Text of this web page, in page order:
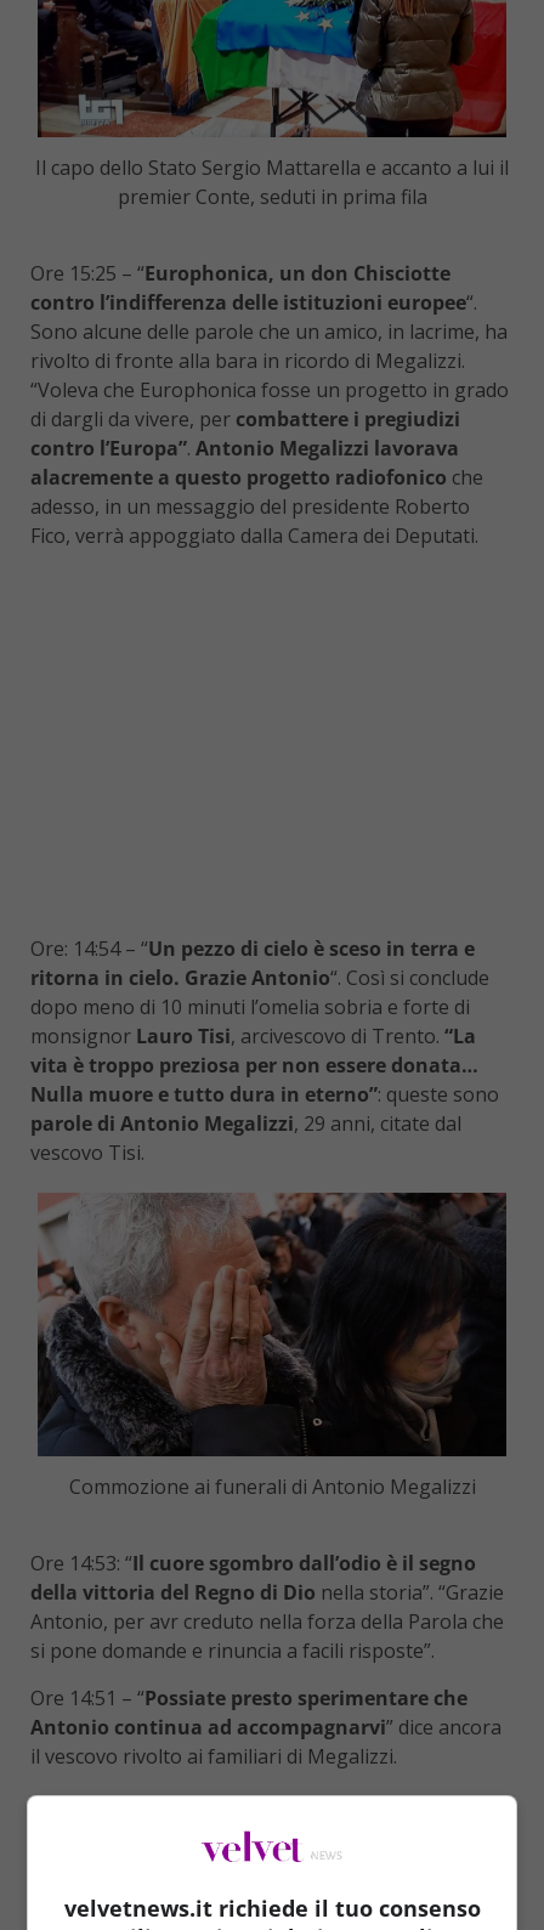
Il capo dello Stato Sergio Mattarella e accanto a lui il
premier Conte, seduti in prima fila
Ore 15:25 – “Europhonica, un don Chisciotte
contro l’indifferenza delle istituzioni europee“.
Sono alcune delle parole che un amico, in lacrime, ha
rivolto di fronte alla bara in ricordo di Megalizzi.
“Voleva che Europhonica fosse un progetto in grado
di dargli da vivere, per combattere i pregiudizi
contro l’Europa”. Antonio Megalizzi lavorava
alacremente a questo progetto radiofonico che
adesso, in un messaggio del presidente Roberto
Fico, verrà appoggiato dalla Camera dei Deputati.
Ore: 14:54 – “Un pezzo di cielo è sceso in terra e
ritorna in cielo. Grazie Antonio“. Così si conclude
dopo meno di 10 minuti l’omelia sobria e forte di
monsignor Lauro Tisi, arcivescovo di Trento. “La
vita è troppo preziosa per non essere donata…
Nulla muore e tutto dura in eterno”: queste sono
parole di Antonio Megalizzi, 29 anni, citate dal
vescovo Tisi.
Commozione ai funerali di Antonio Megalizzi
Ore 14:53: “Il cuore sgombro dall’odio è il segno
della vittoria del Regno di Dio nella storia”. “Grazie
Antonio, per avr creduto nella forza della Parola che
si pone domande e rinuncia a facili risposte”.
Ore 14:51 – “Possiate presto sperimentare che
Antonio continua ad accompagnarvi” dice ancora
il vescovo rivolto ai familiari di Megalizzi.
Ore 14:48 – “Una violenza cieca e assurda“, le prime
parole dell’arcivescovo Lauro Tisi sull’attentato di
Strasburgo che ha ucciso Antonio Megalizzi. “
doti non comuni di altruismo “. “Voleva un’Europa
velvetnews.it richiede il tuo consenso